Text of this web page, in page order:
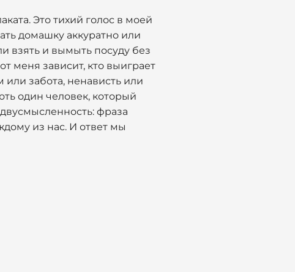
Это тихий голос в моей
домашку аккуратно или
взять и вымыть посуду без
меня зависит, кто выиграет
забота, ненависть или
один человек, который
фраза
из нас. И ответ мы